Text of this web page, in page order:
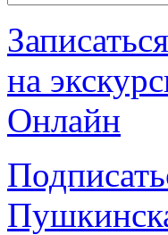
Записаться
на
Онлайн